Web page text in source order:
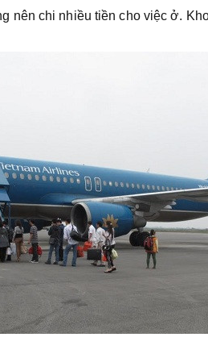
nên chi nhiều tiền cho việc ở.